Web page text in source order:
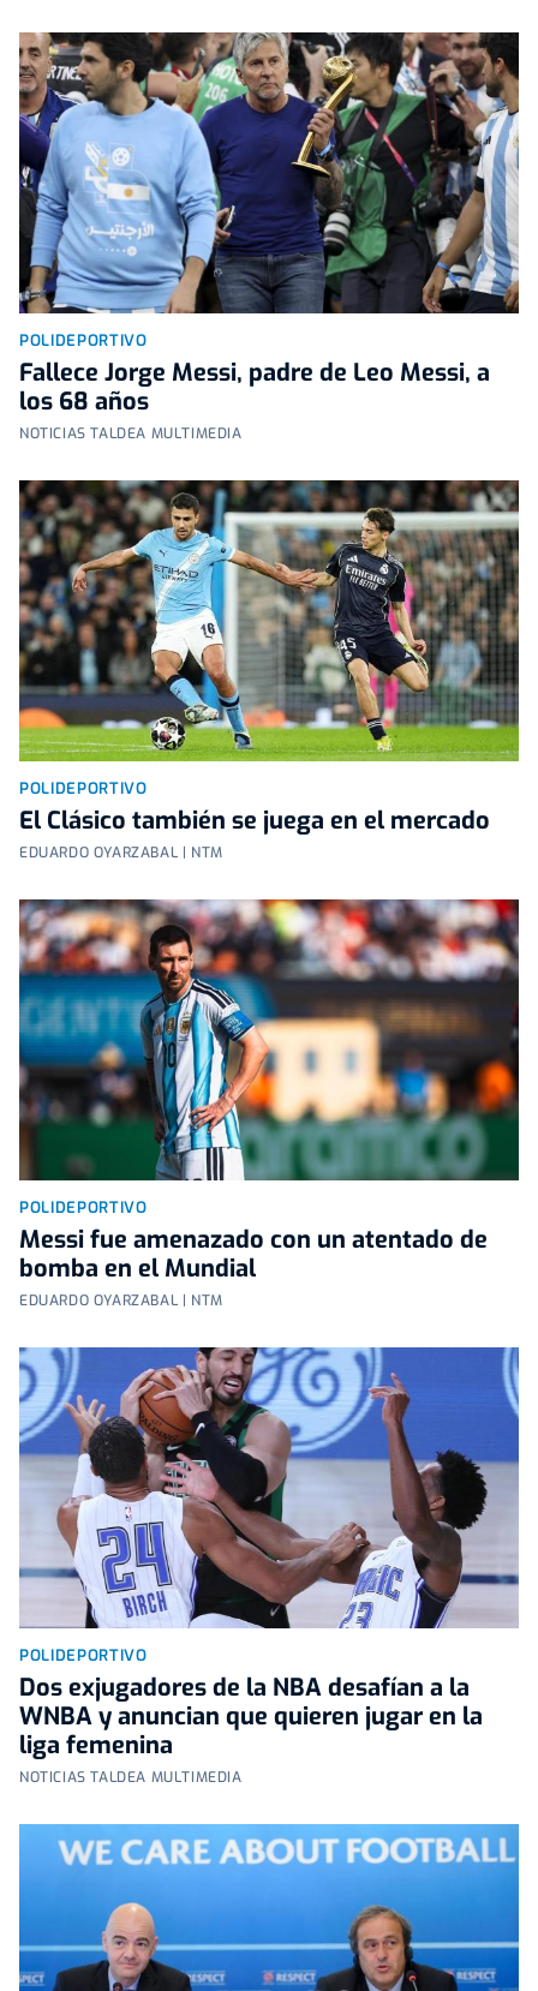
POLIDEPORTIVO
Fallece Jorge Messi, padre de Leo Messi, a
los 68 años
NOTICIAS TALDEA MULTIMEDIA
POLIDEPORTIVO
El Clásico también se juega en el mercado
EDUARDO OYARZABAL | NTM
POLIDEPORTIVO
Messi fue amenazado con un atentado de
bomba en el Mundial
EDUARDO OYARZABAL | NTM
POLIDEPORTIVO
Dos exjugadores de la NBA desafían a la
WNBA y anuncian que quieren jugar en la
liga femenina
NOTICIAS TALDEA MULTIMEDIA